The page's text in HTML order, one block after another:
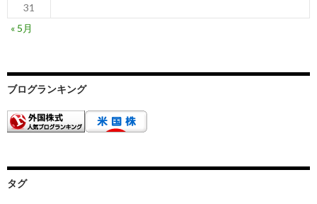
31
« 5月
ブログランキング
タグ